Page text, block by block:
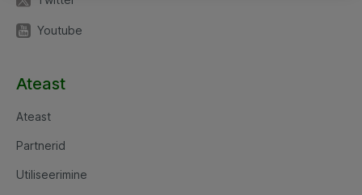
Youtube
Ateast
Ateast
Partnerid
Utiliseerimine